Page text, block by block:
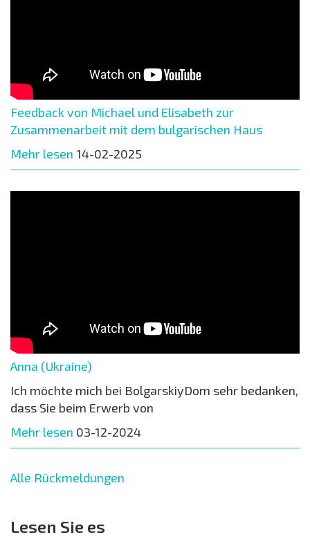
Feedback von Michael und Elisabeth zur
Zusammenarbeit mit dem bulgarischen Haus
Mehr lesen 14-02-2025
Anna (Ukraine)
Ich möchte mich bei BolgarskiyDom sehr bedanken,
dass Sie beim Erwerb von
Mehr lesen 03-12-2024
Alle Rückmeldungen
Lesen Sie es